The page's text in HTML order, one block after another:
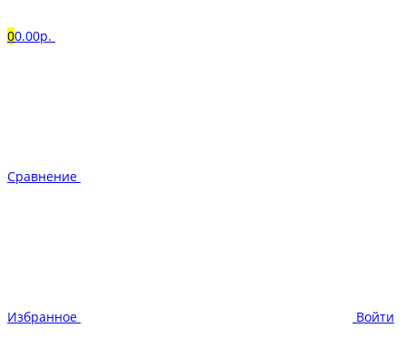
00.00р.
Сравнение
Избранное Войти